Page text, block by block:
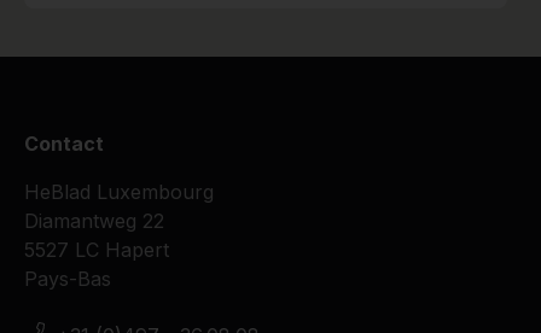
Contact
HeBlad Luxembourg
Diamantweg 22
5527 LC Hapert
Pays-Bas